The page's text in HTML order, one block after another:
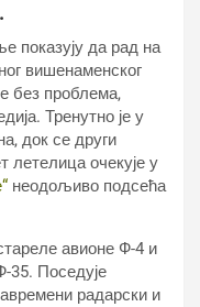
показују да рад на
вишенаменског
без проблема,
Тренутно је у
док се други
летелица очекује у
неодољиво подсећа
авионе Ф-4 и
35. Поседује
радарски и